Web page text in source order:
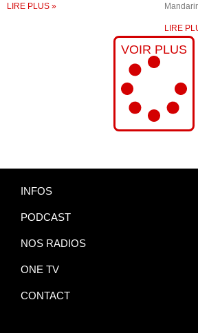
LIRE PLUS »
LIRE
VOIR PLUS
INFOS
PODCAST
NOS RADIOS
ONE TV
CONTACT